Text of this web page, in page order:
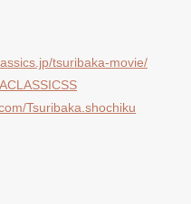
tsuribaka-movie/
Tsuribaka.shochiku